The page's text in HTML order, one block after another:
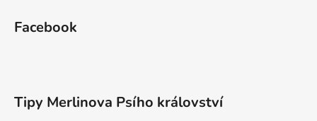
Facebook
Tipy Merlinova Psího království